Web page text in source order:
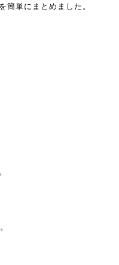
簡単にまとめました。